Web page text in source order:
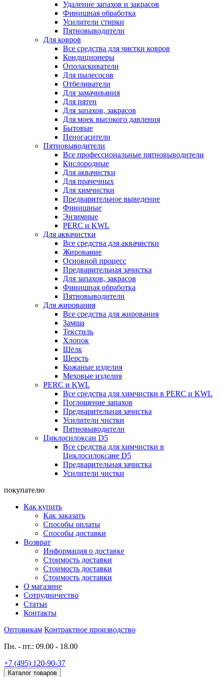
Удаление запахов и закрасов
Финишная обработка
Усилители стирки
Пятновыводители
Для ковров
Все средства для чистки ковров
Кондиционеры
Ополаскиватели
Для пылесосов
Отбеливатели
Для замачивания
Для пятен
Для запахов, закрасов
Для моек высокого давления
Бытовые
Пеногасители
Пятновыводители
Все профессиональные пятновыводители
Кислородные
Для аквачистки
Для прачечных
Для химчистки
Предварительное выведение
Финишные
Энзимные
PERC и KWL
Для аквачистки
Все средства для аквачистки
Жирование
Основной процесс
Предварительная зачистка
Для запахов, закрасов
Финишная обработка
Пятновыводители
Для жирования
Все средства для жирования
Замша
Текстиль
Хлопок
Шёлк
Шерсть
Кожаные изделия
Меховые изделия
PERC и KWL
Все средства для химчистки в PERC и KWL
Поглощение запахов
Предварительная зачистка
Усилители чистки
Пятновыводители
Циклосилоксан D5
Все средства для химчистки в
Циклосилоксане D5
Предварительная зачистка
Усилители чистки
покупателю
Как купить
Как заказать
Способы оплаты
Способы доставки
Возврат
Информация о доставке
Стоимость доставки
Стоимость доставки
Стоимость доставки
О магазине
Сотрудничество
Статьи
Контакты
Оптовикам Контрактное производство
Пн. - пт.: 09.00 - 18.00
+7 (495) 120-90-37
Каталог товаров